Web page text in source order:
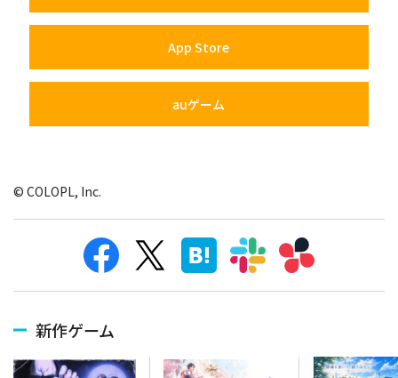
App Store
auゲーム
© COLOPL, Inc.
新作ゲーム